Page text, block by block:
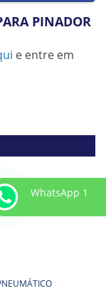
PINADOR
e entre em
WhatsApp 1